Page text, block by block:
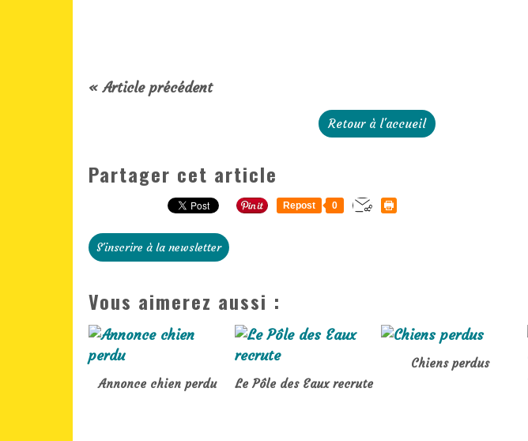
« Article précédent
Retour à l'accueil
Partager cet article
Repost 0
S'inscrire à la newsletter
Vous aimerez aussi :
Annonce chien perdu Le Pôle des Eaux recrute
Chiens perdus